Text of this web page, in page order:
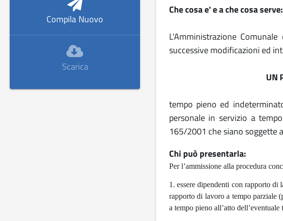
Compila Nuovo
Scarica
Che cosa e' e a che cosa serve:
L'Amministrazione
successive modificazioni ed
UN
tempo pieno ed
personale in servizio a
165/2001 che siano soggette
Chi può presentarla:
Per l’ammissione alla procedura
1. essere dipendenti con rapporto di
rapporto di lavoro a tempo parziale
a tempo pieno all’atto